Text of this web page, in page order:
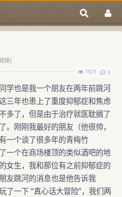
接]
1971
3
学也是我一个朋友在两年前跳河
三年也患上了重度抑郁症和焦虑
多了，但是由于治疗就医耽搁了
。刚刚我最好的朋友（他很帅，
一个谈了很多年的青梅竹
一个在商场楼顶的类似酒吧的地
女生，我和那位有之前抑郁症的
友跳河的消息也是他告诉我
了一下 “真心话大冒险”，我们两